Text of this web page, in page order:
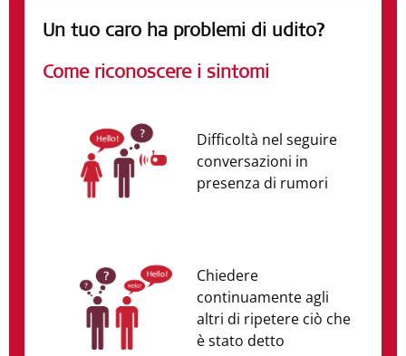
Un tuo caro ha problemi di udito?
Come riconoscere i sintomi
Difficoltà nel seguire
conversazioni in
presenza di rumori
Chiedere
continuamente agli
altri di ripetere ciò che
è stato detto